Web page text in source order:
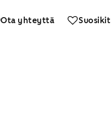
Ota yhteyttä Suosikit